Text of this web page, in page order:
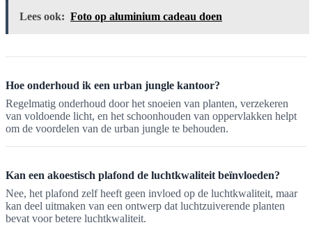
Lees ook: Foto op aluminium cadeau doen
Hoe onderhoud ik een urban jungle kantoor?
Regelmatig onderhoud door het snoeien van planten, verzekeren
van voldoende licht, en het schoonhouden van oppervlakken helpt
om de voordelen van de urban jungle te behouden.
Kan een akoestisch plafond de luchtkwaliteit beïnvloeden?
Nee, het plafond zelf heeft geen invloed op de luchtkwaliteit, maar
kan deel uitmaken van een ontwerp dat luchtzuiverende planten
bevat voor betere luchtkwaliteit.